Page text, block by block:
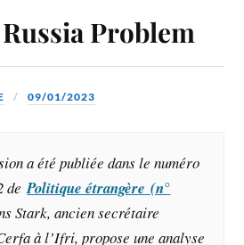
Problem
09/01/2023
a été publiée dans le numéro
dePolitique étrangère (n°
Stark, ancien secrétaire
à l’Ifri, propose une analyse